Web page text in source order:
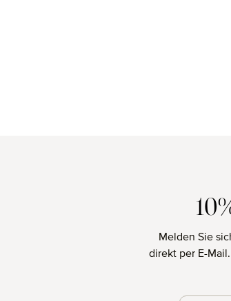
Melden Sie
direkt per E-